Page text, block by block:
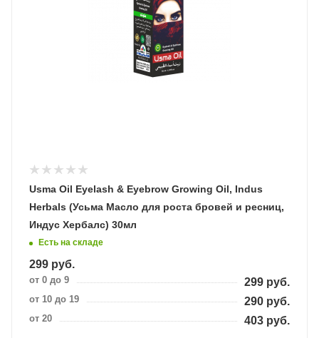
Usma Oil Eyelash & Eyebrow Growing Oil, Indus
Herbals (Усьма Масло для роста бровей и ресниц,
Индус Хербалс) 30мл
Есть на складе
299 руб.
от 0 до 9 299 руб.
от 10 до 19 290 руб.
от 20 403 руб.